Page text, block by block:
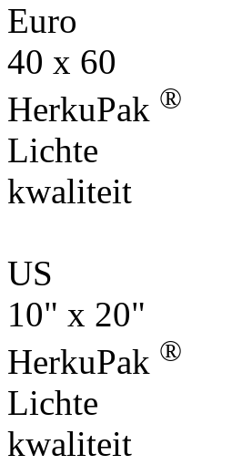
Euro
40 x 60
HerkuPak ®
Lichte
kwaliteit
US
10" x 20"
HerkuPak ®
Lichte
kwaliteit